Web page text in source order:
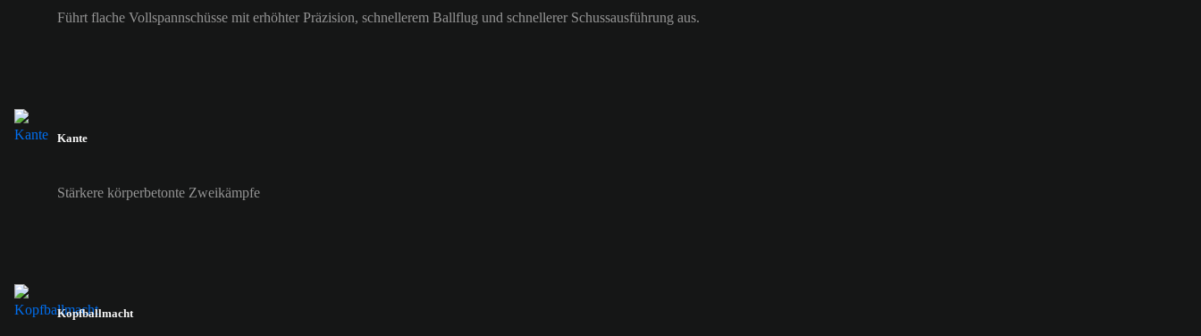
Führt flache Vollspannschüsse mit erhöhter Präzision, schnellerem Ballflug und schnellerer Schussausführung aus.
Kante
Stärkere körperbetonte Zweikämpfe
Kopfballmacht